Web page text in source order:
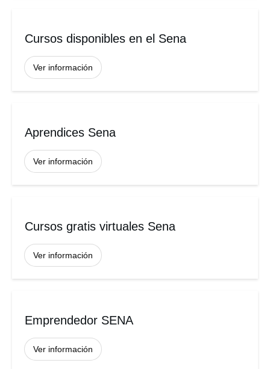
Cursos disponibles en el Sena
Ver información
Aprendices Sena
Ver información
Cursos gratis virtuales Sena
Ver información
Emprendedor SENA
Ver información